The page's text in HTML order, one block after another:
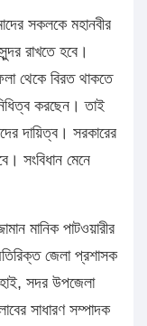
সকলকে মহানবীর
রাখতে হবে।
থেকে বিরত থাকতে
করছেন। তাই
দায়িত্ব। সরকারের
সংবিধান মেনে
মানিক পাটওয়ারীর
জেলা প্রশাসক
সদর উপজেলা
সাধারণ সম্পাদক